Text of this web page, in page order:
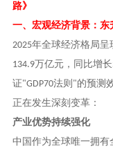
路》
一、宏观经济背景：
2025年全球经济格局呈
134.9万亿元，同比增长
证"GDP70法则 "的预测
正在发生深刻变革：
产业优势持续强化
中国作为全球唯一拥